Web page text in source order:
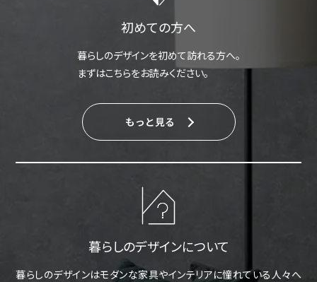
初めての方へ
暮らしのデザインを初めて訪れる方へ。
まずはこちらをお読みください。
もっと見る
暮らしのデザインについて
暮らしのデザインはモダンな家具やインテリアに憧れている人々へ